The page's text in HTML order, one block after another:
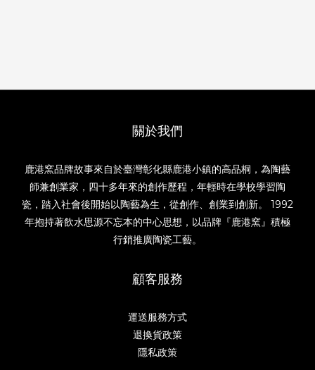
關於我們
鹿港窯品牌故事來自於臺灣彰化縣鹿港小鎮的高品桐，為陶藝
師兼創業家，四十多年來的創作歷程，年輕時在學校學習陶
瓷，踏入社會後開始以陶藝為生，從創作、創業到創新。 1992
年抱持著飲水思源不忘本的中心思想，以品牌『鹿港窯』積極
行銷推廣陶瓷工藝。
顧客服務
運送服務方式
退換貨政策
隱私政策